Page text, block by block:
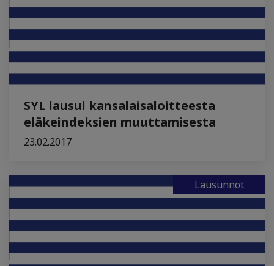
SYL lausui kansalaisaloitteesta
eläkeindeksien muuttamisesta
23.02.2017
Lausunnot